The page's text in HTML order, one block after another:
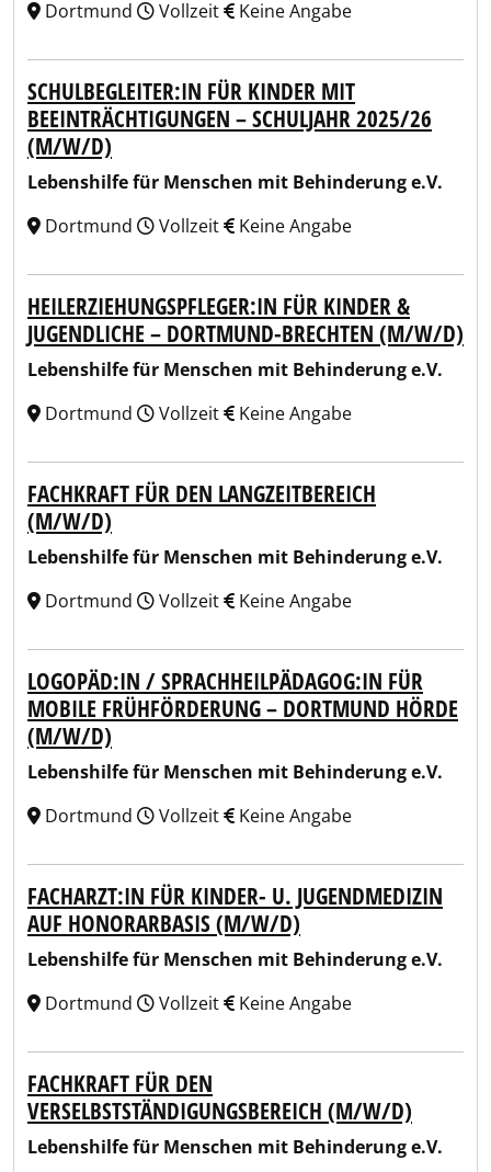
Dortmund
Vollzeit Keine Angabe
SCHULBEGLEITER:IN FÜR KINDER MIT
BEEINTRÄCHTIGUNGEN – SCHULJAHR 2025/26
(M/W/D)
Lebenshilfe für Menschen mit Behinderung e.V.
Dortmund
Vollzeit Keine Angabe
HEILERZIEHUNGSPFLEGER:IN FÜR KINDER &
JUGENDLICHE – DORTMUND-BRECHTEN (M/W/D)
Lebenshilfe für Menschen mit Behinderung e.V.
Dortmund
Vollzeit Keine Angabe
FACHKRAFT FÜR DEN LANGZEITBEREICH
(M/W/D)
Lebenshilfe für Menschen mit Behinderung e.V.
Dortmund
Vollzeit Keine Angabe
LOGOPÄD:IN / SPRACHHEILPÄDAGOG:IN FÜR
MOBILE FRÜHFÖRDERUNG – DORTMUND HÖRDE
(M/W/D)
Lebenshilfe für Menschen mit Behinderung e.V.
Dortmund
Vollzeit Keine Angabe
FACHARZT:IN FÜR KINDER- U. JUGENDMEDIZIN
AUF HONORARBASIS (M/W/D)
Lebenshilfe für Menschen mit Behinderung e.V.
Dortmund
Vollzeit Keine Angabe
FACHKRAFT FÜR DEN
VERSELBSTSTÄNDIGUNGSBEREICH (M/W/D)
Lebenshilfe für Menschen mit Behinderung e.V.